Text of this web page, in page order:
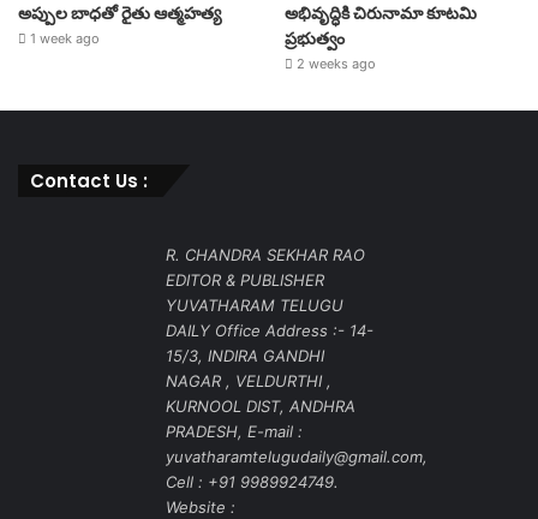
అప్పుల బాధతో రైతు ఆత్మహత్య
1 week ago
అభివృద్ధికి చిరునామా కూటమి
ప్రభుత్వం
2 weeks ago
Contact Us :
R. CHANDRA SEKHAR RAO
EDITOR & PUBLISHER
YUVATHARAM TELUGU
DAILY Office Address :- 14-
15/3, INDIRA GANDHI
NAGAR , VELDURTHI ,
KURNOOL DIST, ANDHRA
PRADESH, E-mail :
yuvatharamtelugudaily@gmail.com,
Cell : +91 9989924749.
Website :